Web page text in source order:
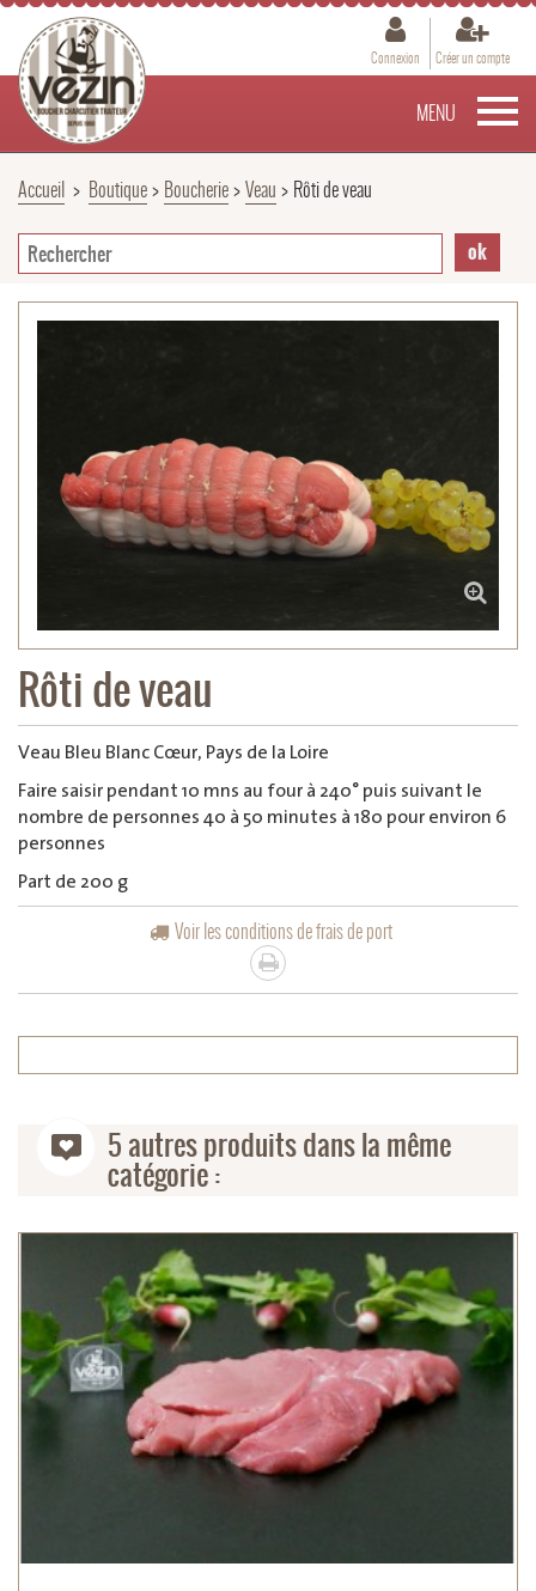
Connexion Créer un compte
MENU
Accueil > Boutique> Boucherie>Veau > Rôti de veau
Rôti de veau
Veau Bleu Blanc Cœur, Pays de la Loire
Faire saisir pendant 10 mns au four à 240° puis suivant le
nombre de personnes 40 à 50 minutes à 180 pour environ 6
personnes
Part de 200 g
Voir les conditions de frais de port
5 autres produits dans la même
catégorie :